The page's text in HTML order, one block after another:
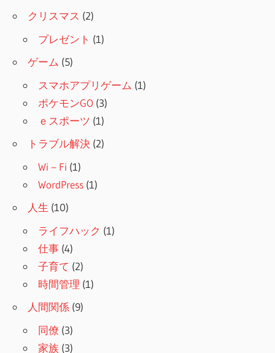
クリスマス (2)
プレゼント (1)
ゲーム (5)
スマホアプリゲーム (1)
ポケモンGO (3)
ｅスポーツ (1)
トラブル解決 (2)
Wi－Fi (1)
WordPress (1)
人生 (10)
ライフハック (1)
仕事 (4)
子育て (2)
時間管理 (1)
人間関係 (9)
同僚 (3)
家族 (3)